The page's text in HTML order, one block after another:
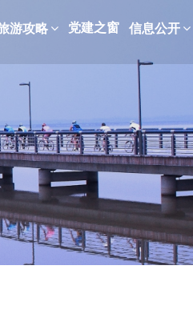
游攻略 党建之窗 信息公开